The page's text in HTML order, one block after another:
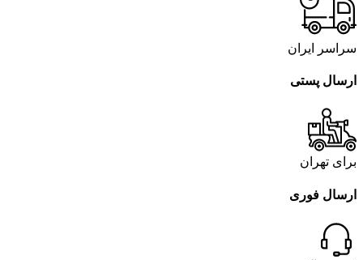
سراسر ایران
ارسال پستی
برای تهران
ارسال فوری